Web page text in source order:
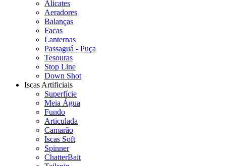
Alicates
Aeradores
Balanças
Facas
Lanternas
Passaguá - Puça
Tesouras
Stop Line
Down Shot
Iscas Artificiais
Superfície
Meia Água
Fundo
Articulada
Camarão
Iscas Soft
Spinner
ChatterBait